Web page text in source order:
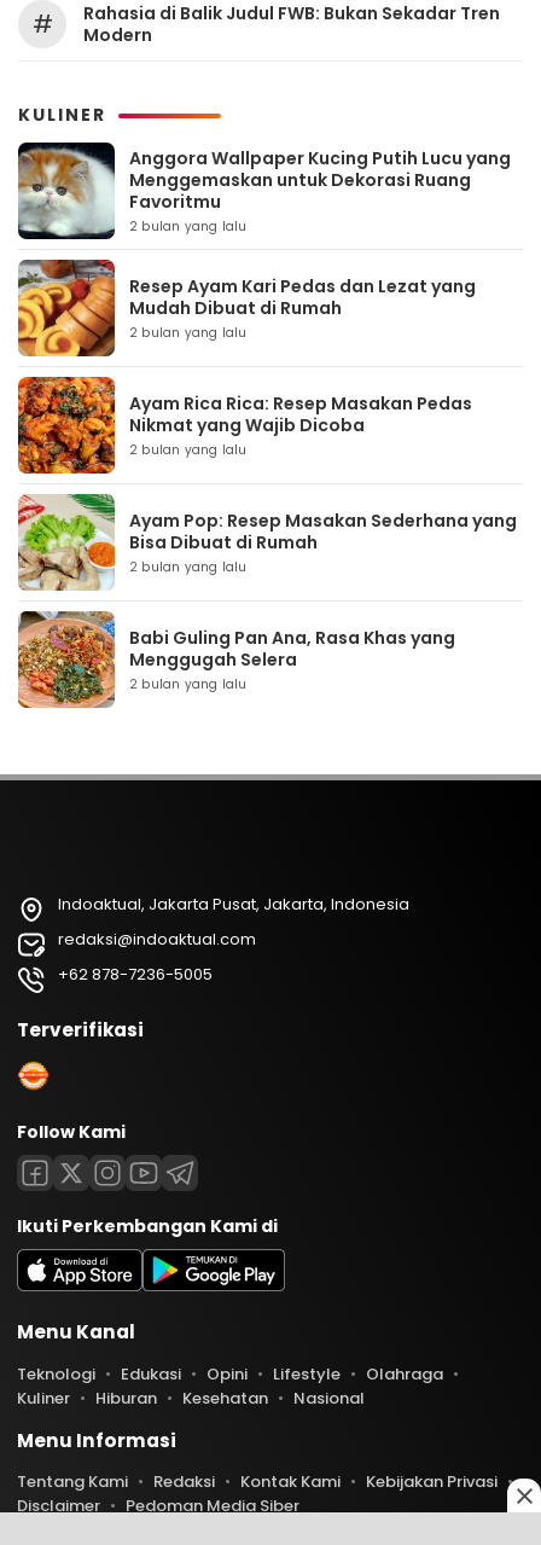
#
Rahasia di Balik Judul FWB: Bukan Sekadar Tren
Modern
KULINER
Anggora Wallpaper Kucing Putih Lucu yang
Menggemaskan untuk Dekorasi Ruang
Favoritmu
2 bulan yang lalu
Resep Ayam Kari Pedas dan Lezat yang
Mudah Dibuat di Rumah
2 bulan yang lalu
Ayam Rica Rica: Resep Masakan Pedas
Nikmat yang Wajib Dicoba
2 bulan yang lalu
Ayam Pop: Resep Masakan Sederhana yang
Bisa Dibuat di Rumah
2 bulan yang lalu
Babi Guling Pan Ana, Rasa Khas yang
Menggugah Selera
2 bulan yang lalu
Indoaktual, Jakarta Pusat, Jakarta, Indonesia
redaksi@indoaktual.com
+62 878-7236-5005
Terverifikasi
Follow Kami
Ikuti Perkembangan Kami di
Menu Kanal
Teknologi Edukasi Opini Lifestyle
Olahraga
Kuliner
Hiburan Kesehatan Nasional
Menu Informasi
Tentang Kami Redaksi Kontak Kami
Kebijakan Privasi
Disclaimer
Pedoman Media Siber